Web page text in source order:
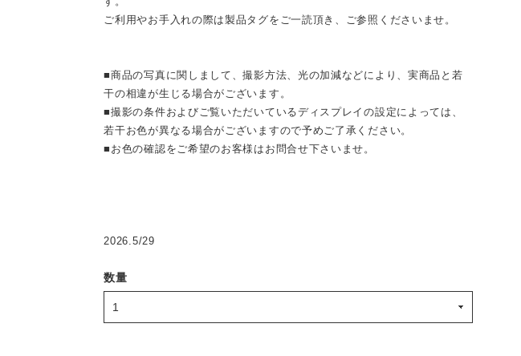
ご利用やお手入れの際は製品タグをご一読頂き、ご参照くださいませ。
■商品の写真に関しまして、撮影方法、光の加減などにより、実商品と若
干の相違が生じる場合がございます。
■撮影の条件およびご覧いただいているディスプレイの設定によっては、
若干お色が異なる場合がございますので予めご了承ください。
■お色の確認をご希望のお客様はお問合せ下さいませ。
2026.5/29
数量